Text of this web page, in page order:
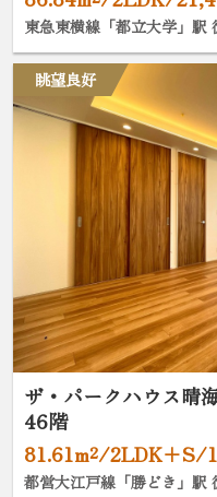
東急東横線「都立大学」駅
眺望良好
ザ・パークハウス晴
46階
81.61m²/2LDK+S/
都営大江戸線「勝どき」駅